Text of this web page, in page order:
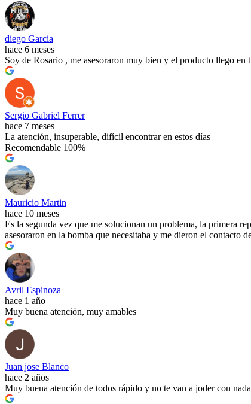
diego Garcia
hace 6 meses
Soy de Rosario , me asesoraron muy bien y el producto llego en
Sergio Gabriel Ferrer
hace 7 meses
La atención, insuperable, difícil encontrar en estos días
Recomendable 100%
Mauricio Martin
hace 10 meses
Es la segunda vez que me solucionan un problema, la primera
asesoraron en la bomba que necesitaba y me dieron el contacto
Avril Espinoza
hace 1 año
Muy buena atención, muy amables
Juan jose Blanco
hace 2 años
Muy buena atención de todos rápido y no te van a joder con